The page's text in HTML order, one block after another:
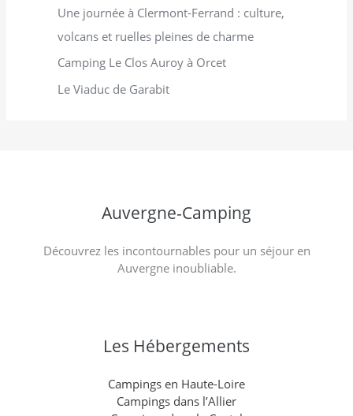
Une journée à Clermont-Ferrand : culture,
volcans et ruelles pleines de charme
Camping Le Clos Auroy à Orcet
Le Viaduc de Garabit
Auvergne-Camping
Découvrez les incontournables pour un séjour en
Auvergne inoubliable.
Les Hébergements
Campings en Haute-Loire
Campings dans l’Allier